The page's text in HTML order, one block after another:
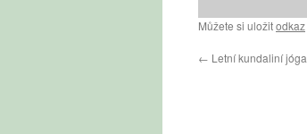
Můžete si uložitodkaz
← Letní kundaliní jóga